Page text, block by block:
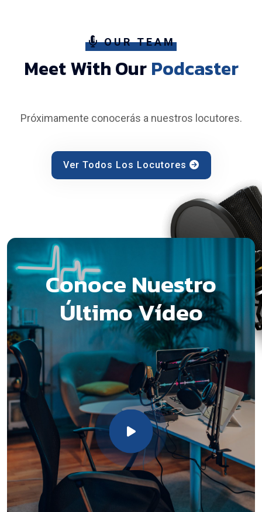
OUR TEAM
Meet With OurPodcaster
Próximamente conocerás a nuestros locutores.
Ver Todos Los Locutores
Conoce Nuestro
Último Vídeo